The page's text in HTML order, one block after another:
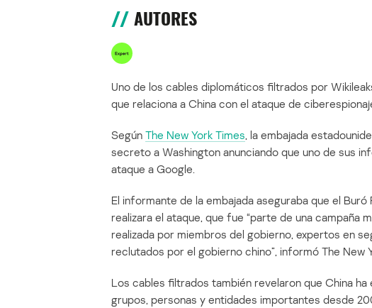
AUTORES
Uno de los cables diplomáticos filtrados por
que relaciona a China con el ataque de
Según The New York Times, la embajada
secreto a Washington anunciando que uno de sus
ataque a Google.
El informante de la embajada aseguraba que el
realizara el ataque, que fue “parte de una campaña
realizada por miembros del gobierno, expertos en
reclutados por el gobierno chino”, informó The New
Los cables filtrados también revelaron que China
grupos, personas y entidades importantes desde